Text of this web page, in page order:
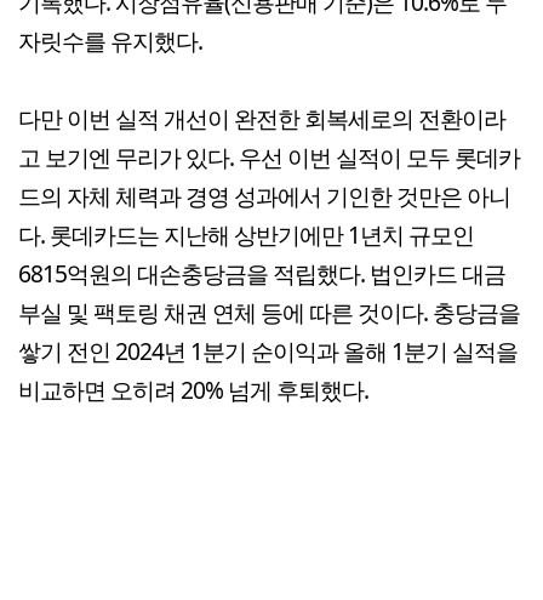
자릿수를 유지했다.
다만 이번 실적 개선이 완전한 회복세로의 전환이라
고 보기엔 무리가 있다. 우선 이번 실적이 모두 롯데카
드의 자체 체력과 경영 성과에서 기인한 것만은 아니
다. 롯데카드는 지난해 상반기에만 1년치 규모인
6815억원의 대손충당금을 적립했다. 법인카드 대금
부실 및 팩토링 채권 연체 등에 따른 것이다. 충당금을
쌓기 전인 2024년 1분기 순이익과 올해 1분기 실적을
비교하면 오히려 20% 넘게 후퇴했다.